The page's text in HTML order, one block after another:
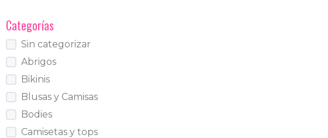
Categorías
Sin categorizar
Abrigos
Bikinis
Blusas y Camisas
Bodies
Camisetas y tops